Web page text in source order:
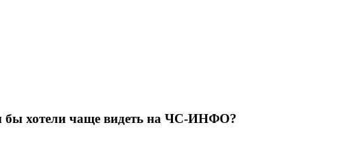
бы хотели чаще видеть на ЧС-ИНФО?